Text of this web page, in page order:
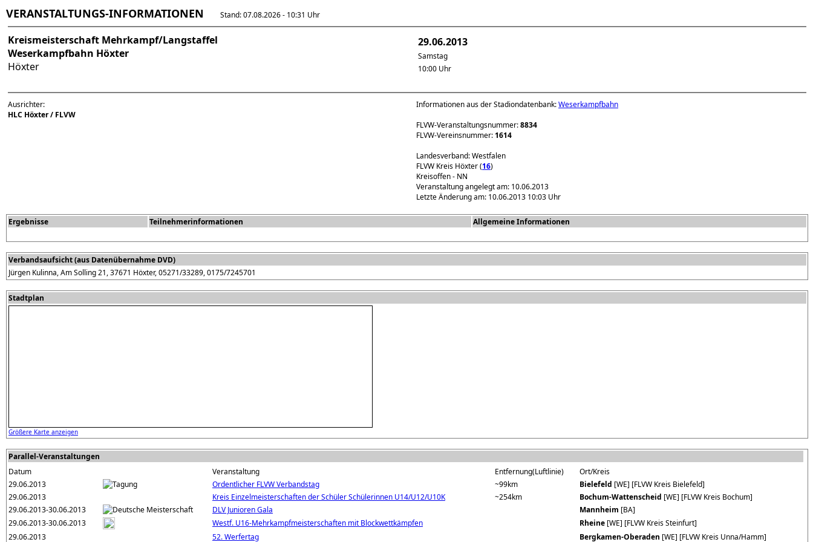
VERANSTALTUNGS-INFORMATIONEN Stand: 07.08.2026 - 10:31 Uhr
Kreismeisterschaft Mehrkampf/Langstaffel
Weserkampfbahn Höxter
Höxter
29.06.2013
Samstag
10:00 Uhr
Ausrichter:
HLC Höxter / FLVW
Informationen aus der Stadiondatenbank:Weserkampfbahn
FLVW-Veranstaltungsnummer:8834
FLVW-Vereinsnummer:1614
Landesverband: Westfalen
FLVW Kreis Höxter (16)
Kreisoffen - NN
Veranstaltung angelegt am: 10.06.2013
Letzte Änderung am: 10.06.2013 10:03 Uhr
Ergebnisse Teilnehmerinformationen Allgemeine Informationen
Verbandsaufsicht (aus Datenübernahme DVD)
Jürgen Kulinna, Am Solling 21, 37671 Höxter, 05271/33289, 0175/7245701
Stadtplan
Größere Karte anzeigen
Parallel-Veranstaltungen
Datum
Veranstaltung Entfernung(Luftlinie)
Ort/Kreis
29.06.2013
Ordentlicher FLVW Verbandstag ~99km Bielefeld [WE] [FLVW Kreis Bielefeld]
29.06.2013
Kreis Einzelmeisterschaften der Schüler Schülerinnen U14/U12/U10K ~254km Bochum-Wattenscheid [WE] [FLVW Kreis Bochum]
29.06.2013-30.06.2013
DLV Junioren Gala Mannheim [BA]
29.06.2013-30.06.2013
Westf. U16-Mehrkampfmeisterschaften mit Blockwettkämpfen Rheine [WE] [FLVW Kreis Steinfurt]
29.06.2013
52. Werfertag Bergkamen-Oberaden [WE] [FLVW Kreis Unna/Hamm]